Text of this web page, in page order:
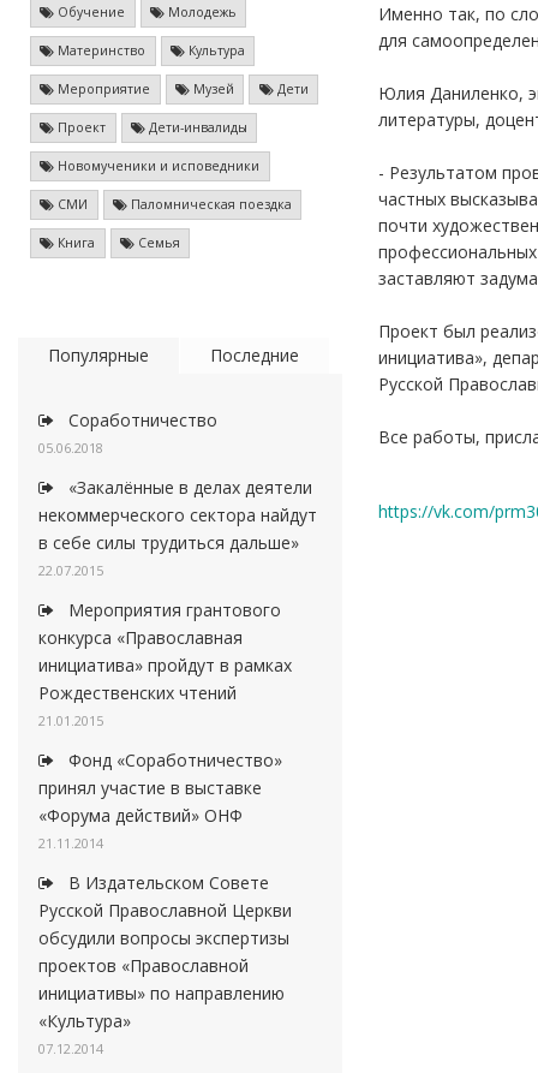
Обучение Молодежь
Материнство Культура
Мероприятие Музей Дети
Проект Дети-инвалиды
Новомученики и исповедники
СМИ Паломническая поездка
Книга Семья
Популярные Последние
Соработничество
05.06.2018
«Закалённые в делах деятели
некоммерческого сектора найдут
в себе силы трудиться дальше»
22.07.2015
Мероприятия грантового
конкурса «Православная
инициатива» пройдут в рамках
Рождественских чтений
21.01.2015
Фонд «Соработничество»
принял участие в выставке
«Форума действий» ОНФ
21.11.2014
В Издательском Совете
Русской Православной Церкви
обсудили вопросы экспертизы
проектов «Православной
инициативы» по направлению
«Культура»
07.12.2014
Именно так, по
для
Юлия Даниленко,
литературы,
- Результатом
частных
почти
заставляют
Проект был
инициатива»,
Русской
Все работы,
https://vk.com/